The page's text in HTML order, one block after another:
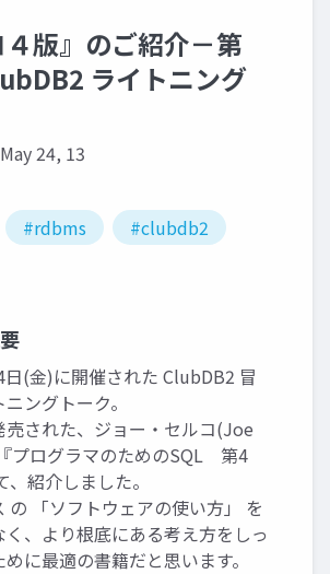
４版』のご紹介－第
ライトニング
May 24, 13
#rdbms
#clubdb2
(金)に開催された ClubDB2 冒
ングトーク。
売された、ジョー・セルコ(Joe
ログラマのためのSQL 第4
紹介しました。
の 「ソフトウェアの使い方」 を
、より根底にある考え方をしっ
に最適の書籍だと思います。